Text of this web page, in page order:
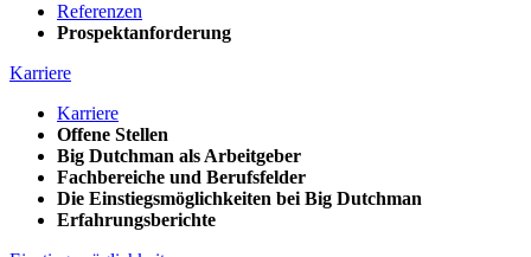
Referenzen
Prospektanforderung
Karriere
Karriere
Offene Stellen
Big Dutchman als Arbeitgeber
Fachbereiche und Berufsfelder
Die Einstiegsmöglichkeiten bei Big Dutchman
Erfahrungsberichte